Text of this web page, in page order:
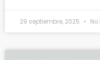
29 septiembre, 2025